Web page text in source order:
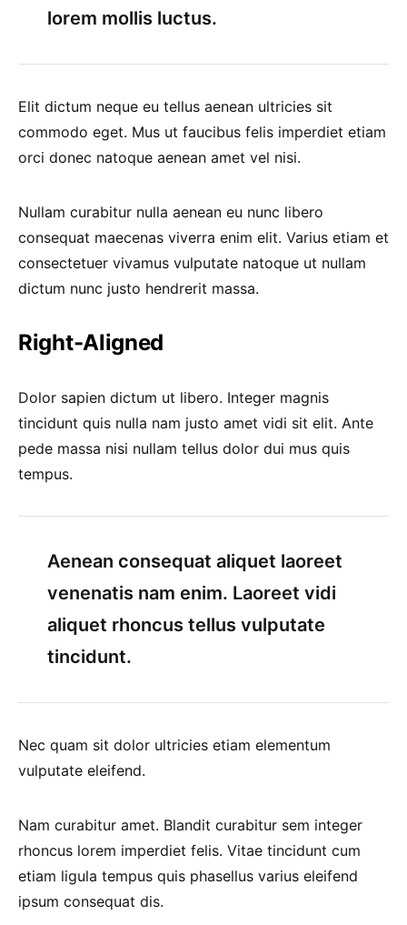
lorem mollis luctus.
Elit dictum neque eu tellus aenean ultricies sit
commodo eget. Mus ut faucibus felis imperdiet etiam
orci donec natoque aenean amet vel nisi.
Nullam curabitur nulla aenean eu nunc libero
consequat maecenas viverra enim elit. Varius etiam et
consectetuer vivamus vulputate natoque ut nullam
dictum nunc justo hendrerit massa.
Right-Aligned
Dolor sapien dictum ut libero. Integer magnis
tincidunt quis nulla nam justo amet vidi sit elit. Ante
pede massa nisi nullam tellus dolor dui mus quis
tempus.
Aenean consequat aliquet laoreet
venenatis nam enim. Laoreet vidi
aliquet rhoncus tellus vulputate
tincidunt.
Nec quam sit dolor ultricies etiam elementum
vulputate eleifend.
Nam curabitur amet. Blandit curabitur sem integer
rhoncus lorem imperdiet felis. Vitae tincidunt cum
etiam ligula tempus quis phasellus varius eleifend
ipsum consequat dis.